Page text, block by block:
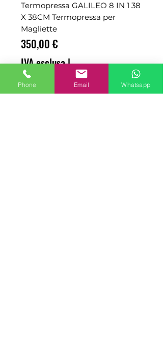
Termopressa GALILEO 8 IN 1 38
X 38CM Termopressa per
Magliette
Prezzo
350,00 €
IVA esclusa|
spedizione esclusa
Phone Email Whatsapp